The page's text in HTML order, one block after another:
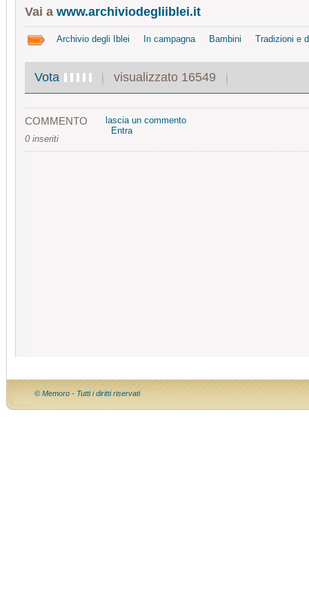
Vai a www.archiviodegliiblei.it
Archivio degli Iblei In campagna Bambini Tradizioni e
Vota visualizzato 16549
COMMENTO
0 inseriti
lascia un commento
Entra
© Memoro - Tutti i diritti riservati